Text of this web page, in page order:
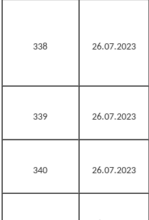
338 26.07.2023
339 26.07.2023
340 26.07.2023